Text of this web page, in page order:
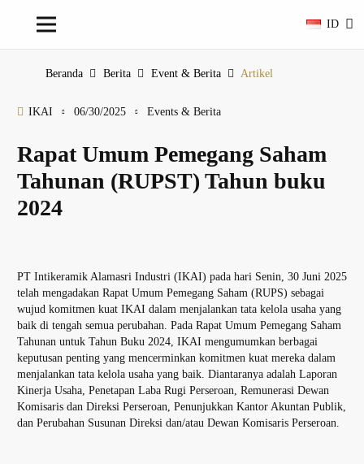
ID
Beranda Berita Event & Berita Artikel
IKAI 06/30/2025 Events & Berita
Rapat Umum Pemegang Saham
Tahunan (RUPST) Tahun buku
2024
PT Intikeramik Alamasri Industri (IKAI) pada hari Senin, 30 Juni 2025
telah mengadakan Rapat Umum Pemegang Saham (RUPS) sebagai
wujud komitmen kuat IKAI dalam menjalankan tata kelola usaha yang
baik di tengah semua perubahan. Pada Rapat Umum Pemegang Saham
Tahunan untuk Tahun Buku 2024, IKAI mengumumkan berbagai
keputusan penting yang mencerminkan komitmen kuat mereka dalam
menjalankan tata kelola usaha yang baik. Diantaranya adalah Laporan
Kinerja Usaha, Penetapan Laba Rugi Perseroan, Remunerasi Dewan
Komisaris dan Direksi Perseroan, Penunjukkan Kantor Akuntan Publik,
dan Perubahan Susunan Direksi dan/atau Dewan Komisaris Perseroan.